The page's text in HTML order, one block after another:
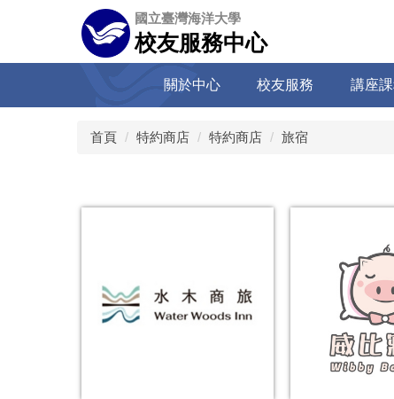
容
國立臺灣海洋大學
校友服務中心
關於中心 校友服務 講座
首頁 特約商店 特約商店 旅宿